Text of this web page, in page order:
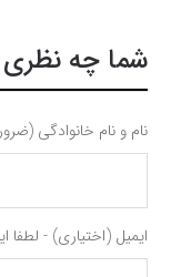
شما چه نظری
نام و نام خانوادگی
ایمیل (اختیاری) -